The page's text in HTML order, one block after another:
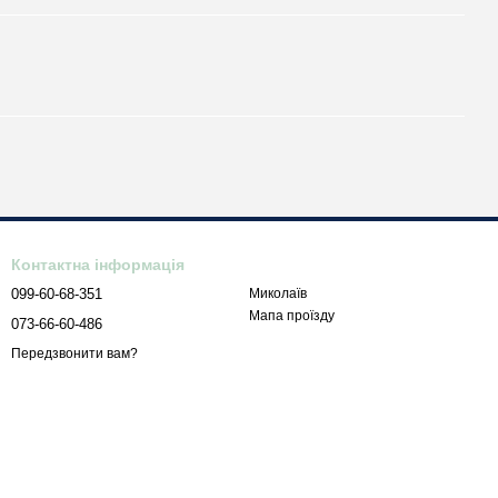
Контактна інформація
099-60-68-351
073-66-60-486
Передзвонити вам?
Миколаїв
Мапа проїзду